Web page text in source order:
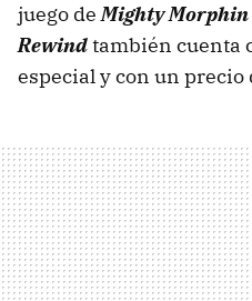
juego deMighty Morphin
Rewindtambién cuenta
especial y con un precio